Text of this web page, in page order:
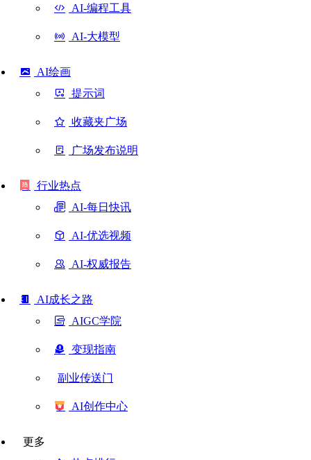
AI-编程工具
AI-大模型
AI绘画
提示词
收藏夹广场
广场发布说明
行业热点
AI-每日快讯
AI-优选视频
AI-权威报告
AI成长之路
AIGC学院
变现指南
副业传送门
AI创作中心
更多